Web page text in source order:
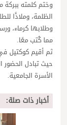
وختم كلمته ببركة
الظلمة، وملاذًا
وطلابها كرماء،
مما كُتب معًا.
ثم أقيم كوكتيل في
حيث تبادل الحضور
الأسرة الجامعية.
أخبار ذات صلة: